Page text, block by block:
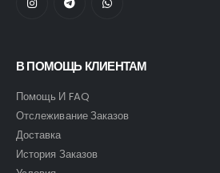
В ПОМОЩЬ КЛИЕНТАМ
Помощь И FAQ
Отслеживание Заказов
Доставка
История Заказов